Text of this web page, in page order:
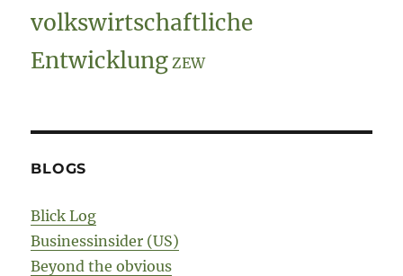
volkswirtschaftliche
Entwicklung ZEW
BLOGS
Blick Log
Businessinsider (US)
Beyond the obvious